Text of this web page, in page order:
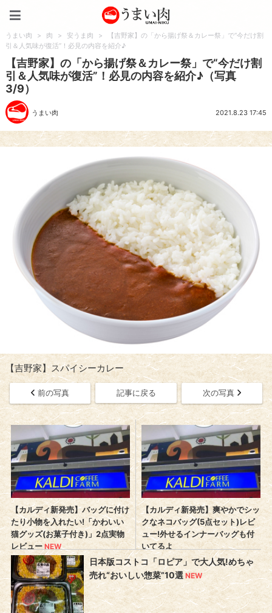
うまい肉 > 肉 > 安うま肉 >
【吉野家】の「から揚げ祭＆カレー祭」で“今だけ割
引＆人気味が復活”！必見の内容を紹介♪
【吉野家】の「から揚げ祭＆カレー祭」で“今だけ割
引＆人気味が復活”！必見の内容を紹介♪（写真
3/9）
うまい肉 2021.8.23 17:45
【吉野家】スパイシーカレー
前の写真 記事に戻る 次の写真